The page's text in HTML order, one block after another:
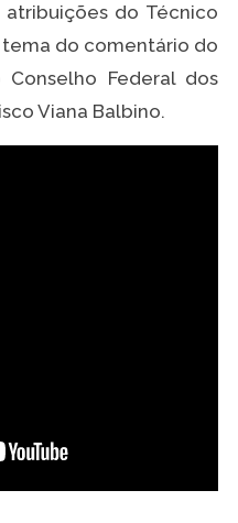
do Técnico
do comentário do
Federal dos
Viana Balbino.